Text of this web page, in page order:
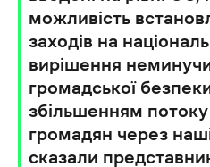
можливість
заходів на
вирішення
громадської
збільшенням потоку
громадян через
сказали